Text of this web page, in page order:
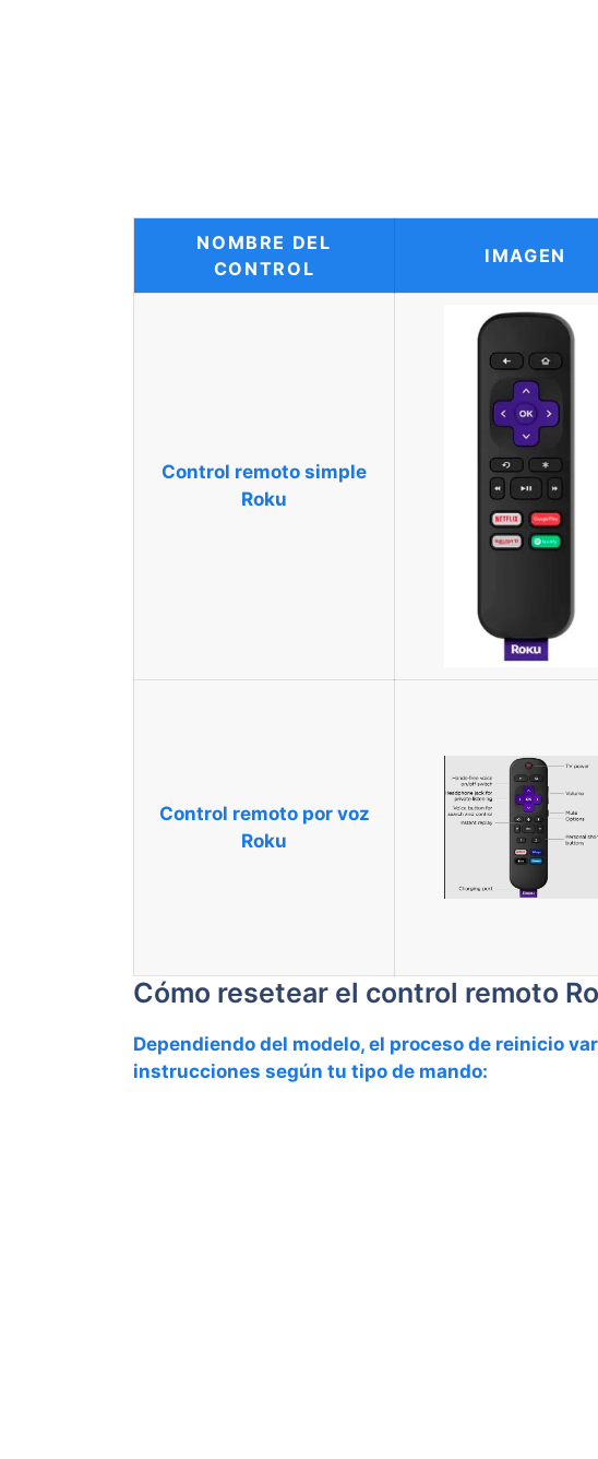
NOMBRE DEL
CONTROL
IMAGEN
Control remoto simple
Roku
Control remoto por voz
Roku
Cómo resetear el control remoto
Dependiendo del modelo, el proceso de reinicio
instrucciones según tu tipo de mando: